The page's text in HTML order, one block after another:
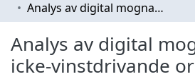
Analys av digital mognad på en icke-vinstdrivande organisation
Analys av digital
icke-vinstdrivande